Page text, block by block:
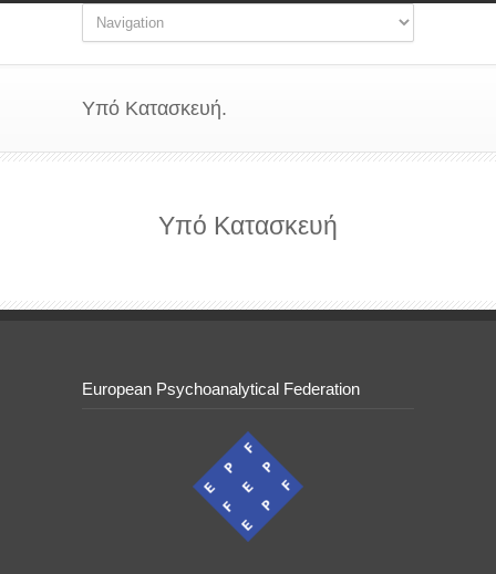
Υπό Κατασκευή.
Υπό Κατασκευή
European Psychoanalytical Federation